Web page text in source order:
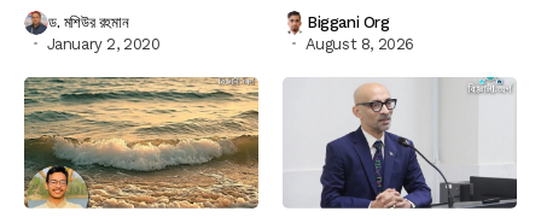
ড. মশিউর রহমান
January 2, 2020
Biggani Org
August 8, 2026